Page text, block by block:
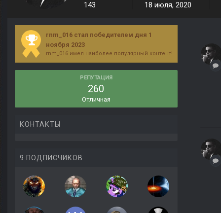
143 18 июля, 2020
rnm_016 стал победителем дня 1
ноября 2023
rnm_016 имел наиболее популярный контент!
РЕПУТАЦИЯ
260
Отличная
КОНТАКТЫ
9 ПОДПИСЧИКОВ